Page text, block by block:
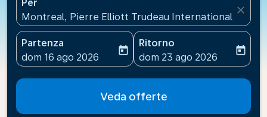
Per
Montreal, Pierre Elliott Trudeau International
close
Partenza
fc-booking-departure-date-aria-label
dom 16 ago 2026
today
Ritorno
fc-booking-return-date-
dom 23 ago 2026
today
Veda offerte